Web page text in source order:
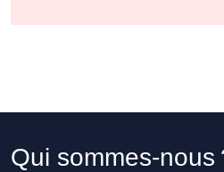
Qui sommes-nous